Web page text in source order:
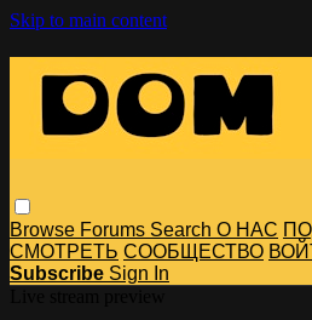
Skip to main content
Browse Forums Search О НАС
СМОТРЕТЬ СООБЩЕСТВО
Subscribe Sign In